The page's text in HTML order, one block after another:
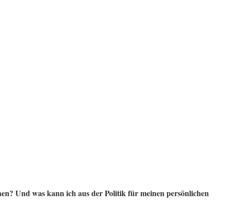
Und was kann ich aus der Politik für meinen persönlichen